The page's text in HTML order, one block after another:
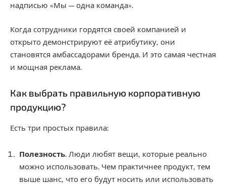
надписью «Мы — одна команда».
Когда сотрудники гордятся своей компанией и
открыто демонстрируют её атрибутику, они
становятся амбассадорами бренда. И это самая честная
и мощная реклама.
Как выбрать правильную корпоративную
продукцию?
Есть три простых правила:
Полезность. Люди любят вещи, которые реально
можно использовать. Чем практичнее продукт, тем
выше шанс, что его будут носить или использовать